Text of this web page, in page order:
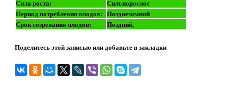
Сила роста:
Сильнорослое
Период потребления плодов: Позднезимний
Срок созревания плодов:
Поздний,
Поделитесь этой записью или добавьте в закладки